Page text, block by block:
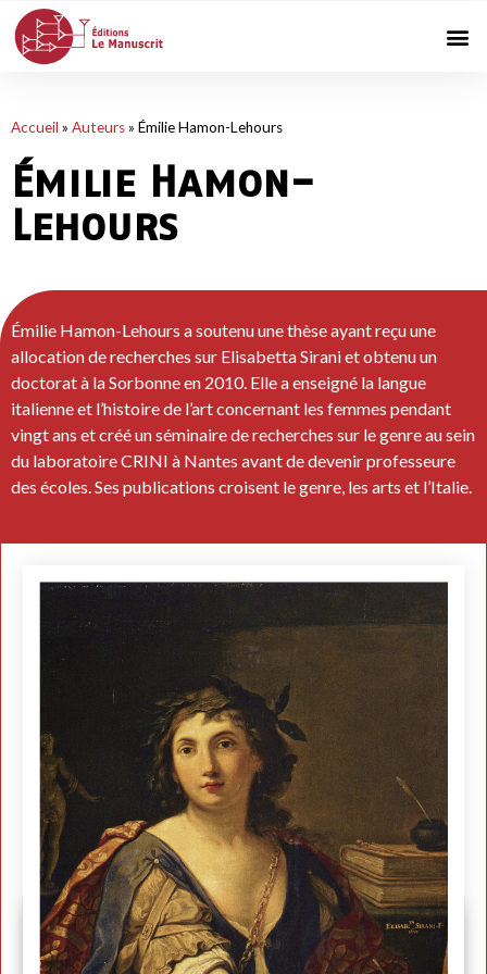
Accueil » Auteurs» Émilie Hamon-Lehours
Émilie Hamon-
Lehours
Émilie Hamon-Lehours a soutenu une thèse ayant reçu une
allocation de recherches sur Elisabetta Sirani et obtenu un
doctorat à la Sorbonne en 2010. Elle a enseigné la langue
italienne et l’histoire de l’art concernant les femmes pendant
vingt ans et créé un séminaire de recherches sur le genre au sein
du laboratoire CRINI à Nantes avant de devenir professeure
des écoles. Ses publications croisent le genre, les arts et l’Italie.